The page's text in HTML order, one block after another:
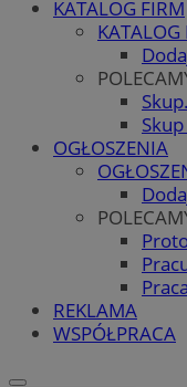
KATALOG FIRM
KATALOG
OGŁOSZENIA
REKLAMA
WSPÓŁPRACA